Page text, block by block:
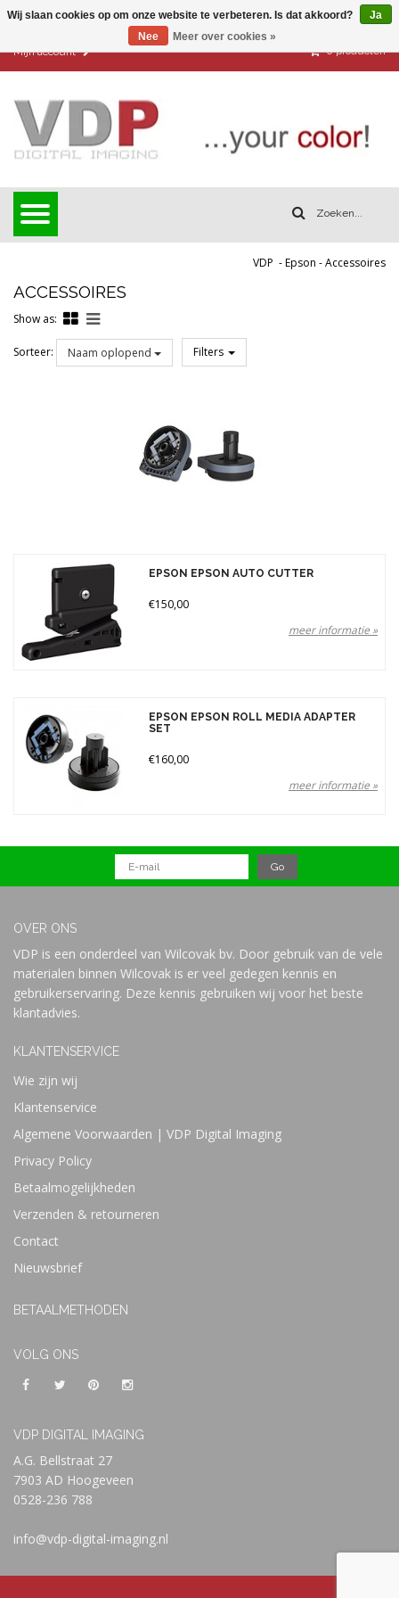
Mijn account 0 producten
VDP -Epson -Accessoires
ACCESSOIRES
Show as:
Sorteer: Naam oplopend Filters
EPSON EPSON AUTO CUTTER
€150,00
meer informatie »
EPSON EPSON ROLL MEDIA ADAPTER
SET
€160,00
meer informatie »
OVER ONS
VDP is een onderdeel van Wilcovak bv. Door gebruik van de vele
materialen binnen Wilcovak is er veel gedegen kennis en
gebruikerservaring. Deze kennis gebruiken wij voor het beste
klantadvies.
KLANTENSERVICE
Wie zijn wij
Klantenservice
Algemene Voorwaarden | VDP Digital Imaging
Privacy Policy
Betaalmogelijkheden
Verzenden & retourneren
Contact
Nieuwsbrief
BETAALMETHODEN
VOLG ONS
VDP DIGITAL IMAGING
A.G. Bellstraat 27
7903 AD Hoogeveen
0528-236 788
info@vdp-digital-imaging.nl
Wij slaan cookies op om onze website te verbeteren. Is dat akkoord?
Ja
Nee
Meer over cookies »